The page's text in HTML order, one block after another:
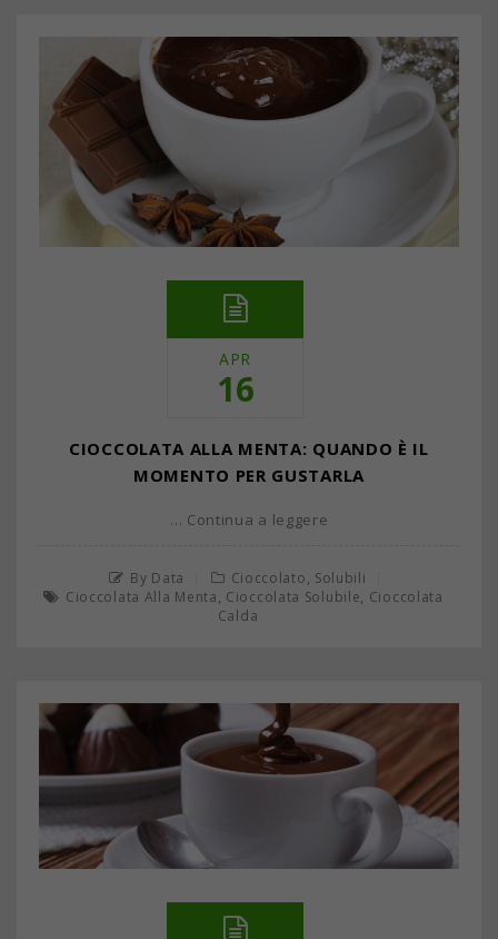
APR
16
CIOCCOLATA ALLA MENTA: QUANDO È IL
MOMENTO PER GUSTARLA
… Continua a leggere
By Data Cioccolato, Solubili
Cioccolata Alla Menta, Cioccolata Solubile, Cioccolata
Calda